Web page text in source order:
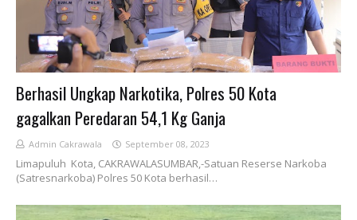
Berhasil Ungkap Narkotika, Polres 50 Kota
gagalkan Peredaran 54,1 Kg Ganja
Admin Cakrawala September 08, 2023
Limapuluh Kota, CAKRAWALASUMBAR,-Satuan Reserse Narkoba
(Satresnarkoba) Polres 50 Kota berhasil…